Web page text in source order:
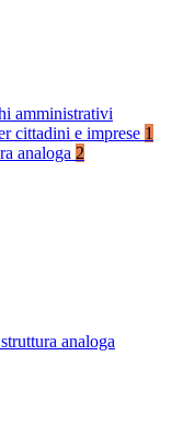
amministrativi
cittadini e imprese 1
analoga 2
analoga